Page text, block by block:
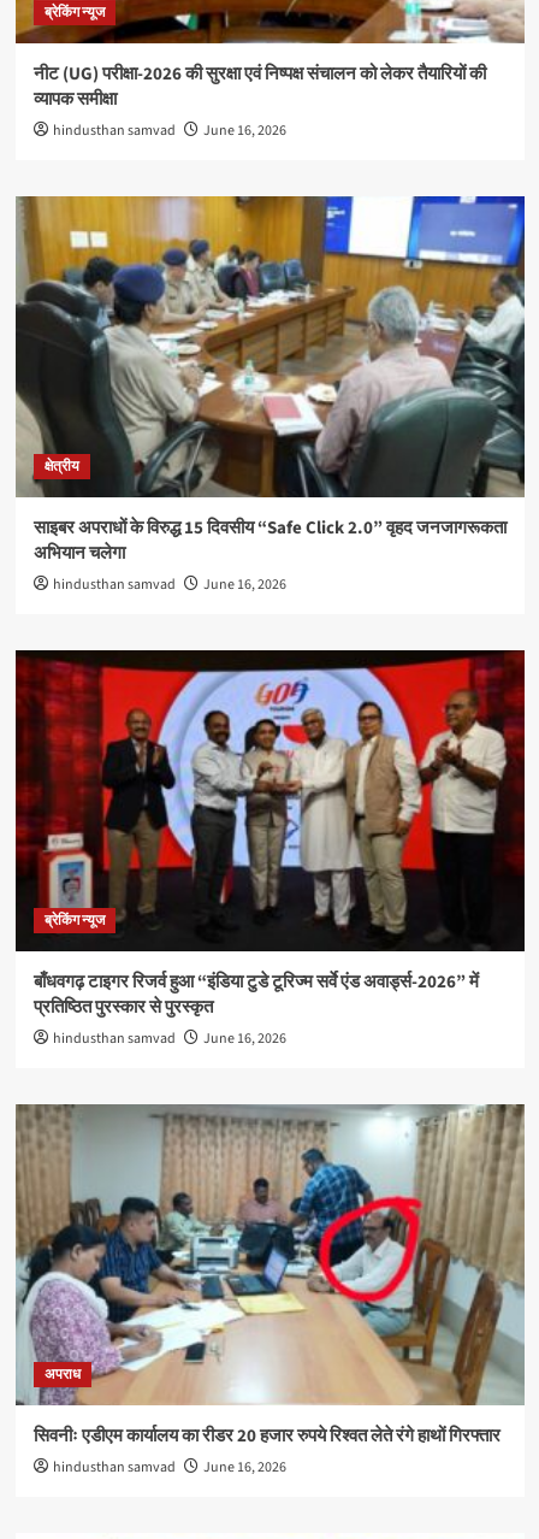
ब्रेकिंग न्यूज
नीट (UG) परीक्षा-2026 की सुरक्षा एवं निष्पक्ष संचालन को लेकर तैयारियों की
व्यापक समीक्षा
hindusthan samvad June 16, 2026
क्षेत्रीय
साइबर अपराधों के विरुद्ध 15 दिवसीय “Safe Click 2.0” वृहद जनजागरूकता
अभियान चलेगा
hindusthan samvad June 16, 2026
ब्रेकिंग न्यूज
बाँधवगढ़ टाइगर रिजर्व हुआ “इंडिया टुडे टूरिज्म सर्वे एंड अवार्ड्स-2026” में
प्रतिष्ठित पुरस्कार से पुरस्कृत
hindusthan samvad June 16, 2026
अपराध
सिवनीः एडीएम कार्यालय का रीडर 20 हजार रुपये रिश्वत लेते रंगे हाथों गिरफ्तार
hindusthan samvad June 16, 2026